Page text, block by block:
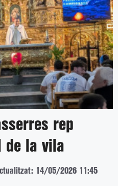
rep
de la vila
14/05/2026 11:45